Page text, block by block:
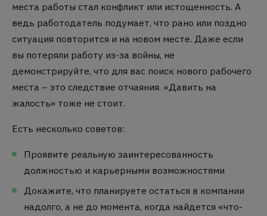
места работы стал конфликт или истощенность. А
ведь работодатель подумает, что рано или поздно
ситуация повторится и на новом месте. Даже если
вы потеряли работу из-за войны, не
демонстрируйте, что для вас поиск нового рабочего
места – это следствие отчаяния. «Давить на
жалость» тоже не стоит.
Есть несколько советов:
Проявите реальную заинтересованность
должностью и карьерными возможностями
Докажите, что планируете остаться в компании
надолго, а не до момента, когда найдется «что-